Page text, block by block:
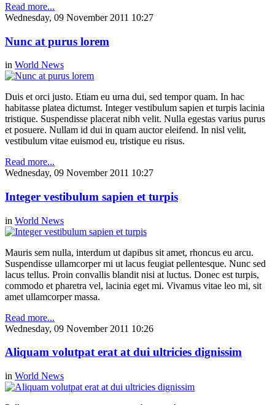
Read more...
Wednesday, 09 November 2011 10:27
Nunc at purus lorem
in World News
Duis et orci justo. Etiam eu urna dui, sed tempor quam. In hac
habitasse platea dictumst. Integer vestibulum sapien et turpis lacinia
tristique. Suspendisse placerat nibh velit. Nulla egestas varius purus
et posuere. Nullam id dui in quam auctor eleifend. In nisl velit,
vestibulum vitae euismod eu, tristique eu risus.
Read more...
Wednesday, 09 November 2011 10:27
Integer vestibulum sapien et turpis
in World News
Mauris sem nulla, interdum ut dapibus sit amet, rhoncus eu arcu.
Suspendisse ullamcorper mi ut lacus feugiat pellentesque. Nunc sed
lacus tellus. Proin convallis blandit nisi at luctus. Donec est turpis,
commodo et pharetra vel, lacinia eget mi. Vivamus vitae leo mi, sit
amet ullamcorper massa.
Read more...
Wednesday, 09 November 2011 10:26
Aliquam volutpat erat at dui ultricies dignissim
in World News